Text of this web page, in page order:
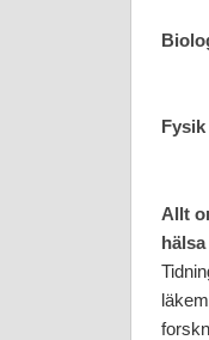
Fysik
Allt